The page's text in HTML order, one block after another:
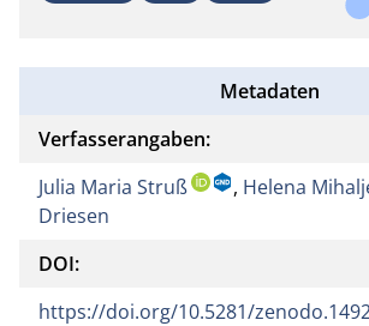
Metadaten
Verfasserangaben:
Julia Maria Struß
, Helena
Driesen
DOI:
https://doi.org/10.5281/